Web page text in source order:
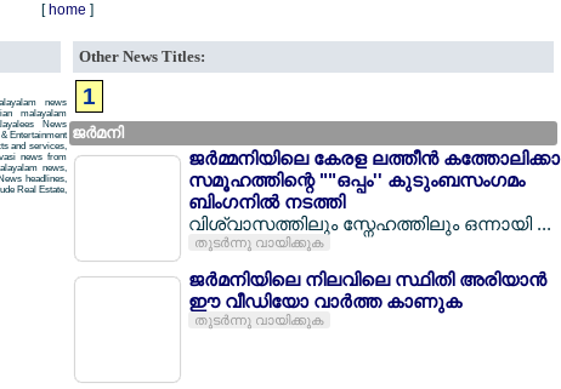
[ home ]
news
malayalam
News
Entertainment
and services,
news from
news,
headlines,
Real Estate,
Other News Titles:
1
ജര്‍മനി
ജര്‍മ്മനിയിലെ കേരള ലത്തീന്‍ കത്തോലിക്കാ
സമൂഹത്തിന്റെ ""ഒപ്പം'' കുടുംബസംഗമം
ബിംഗനില്‍ നടത്തി
വിശ്വാസത്തിലും സ്നേഹത്തിലും ഒന്നായി ...
തുടര്‍ന്നു വായിക്കുക
ജര്‍മനിയിലെ നിലവിലെ സ്ഥിതി അരിയാന്‍
ഈ വീഡിയോ വാര്‍ത്ത കാണുക
തുടര്‍ന്നു വായിക്കുക